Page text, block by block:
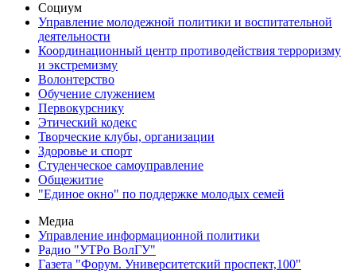
Социум
Управление молодежной политики и воспитательной
деятельности
Координационный центр противодействия терроризму
и экстремизму
Волонтерство
Обучение служением
Первокурснику
Этический кодекс
Творческие клубы, организации
Здоровье и спорт
Студенческое самоуправление
Общежитие
"Единое окно" по поддержке молодых семей
Медиа
Управление информационной политики
Радио "УТРо ВолГУ"
Газета "Форум. Университетский проспект,100"